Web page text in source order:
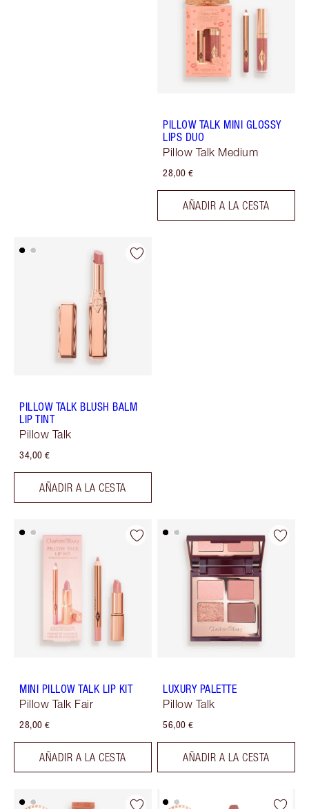
PILLOW TALK MINI GLOSSY
LIPS DUO
Pillow Talk Medium
28,00 €
AÑADIR A LA CESTA
PILLOW TALK BLUSH BALM
LIP TINT
Pillow Talk
34,00 €
AÑADIR A LA CESTA
MINI PILLOW TALK LIP KIT
Pillow Talk Fair
28,00 €
AÑADIR A LA CESTA
LUXURY PALETTE
Pillow Talk
56,00 €
AÑADIR A LA CESTA